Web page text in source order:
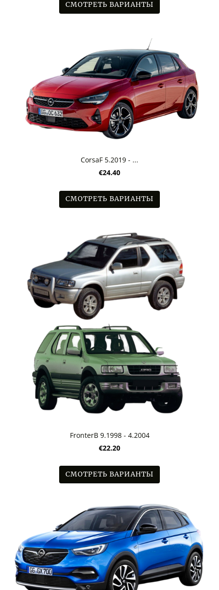
СМОТРЕТЬ ВАРИАНТЫ
CorsaF 5.2019 - ...
€24.40
СМОТРЕТЬ ВАРИАНТЫ
FronterB 9.1998 - 4.2004
€22.20
СМОТРЕТЬ ВАРИАНТЫ